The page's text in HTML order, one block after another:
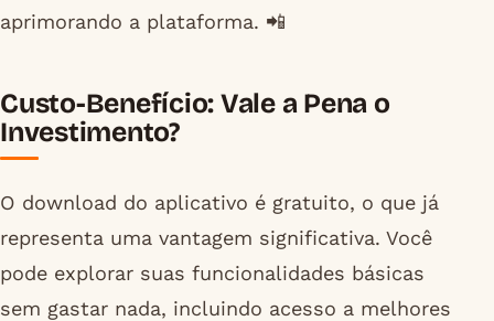
aprimorando a plataforma. 📲
Custo-Benefício: Vale a Pena o
Investimento?
O download do aplicativo é gratuito, o que já
representa uma vantagem significativa. Você
pode explorar suas funcionalidades básicas
sem gastar nada, incluindo acesso a melhores